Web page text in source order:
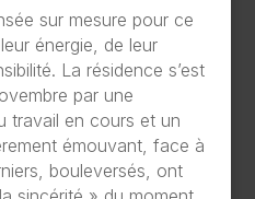
sur mesure pour ce
énergie, de leur
La résidence s’est
par une
travail en cours et un
émouvant, face à
bouleversés, ont